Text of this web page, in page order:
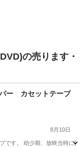
の売ります・
ー カセットテープ
8月10日
す。 幼少期、放映当時に購